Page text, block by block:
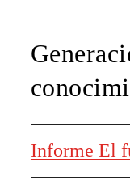
Informe El